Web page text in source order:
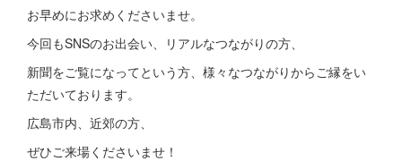
お早めにお求めくださいませ。
今回もSNSのお出会い、リアルなつながりの方、
新聞をご覧になってという方、様々なつながりからご縁をい
ただいております。
広島市内、近郊の方、
ぜひご来場くださいませ！